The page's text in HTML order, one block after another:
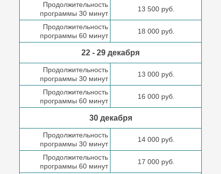
Продолжительность
программы 30 минут
13 500 руб.
Продолжительность
программы 60 минут
18 000 руб.
22 - 29 декабря
Продолжительность
программы 30 минут
13 000 руб.
Продолжительность
программы 60 минут
16 000 руб.
30 декабря
Продолжительность
программы 30 минут
14 000 руб.
Продолжительность
программы 60 минут
17 000 руб.